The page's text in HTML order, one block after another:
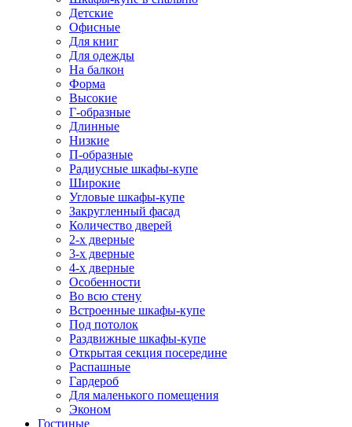
Детские
Офисные
Для книг
Для одежды
На балкон
Форма
Высокие
Г-образные
Длинные
Низкие
П-образные
Радиусные шкафы-купе
Широкие
Угловые шкафы-купе
Закругленный фасад
Количество дверей
2-х дверные
3-х дверные
4-х дверные
Особенности
Во всю стену
Встроенные шкафы-купе
Под потолок
Раздвижные шкафы-купе
Открытая секция посередине
Распашные
Гардероб
Для маленького помещения
Эконом
Гостиные